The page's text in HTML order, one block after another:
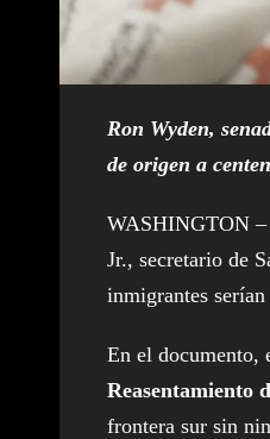
Ron Wyden,
de origen a
WASHINGTON –
Jr., secretario de
inmigrantes
En el documento,
Reasentamiento
frontera sur sin